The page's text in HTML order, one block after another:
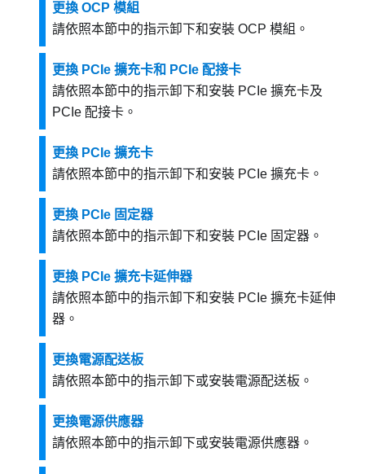
更換 OCP 模組
請依照本節中的指示卸下和安裝 OCP 模組。
更換 PCIe 擴充卡和 PCIe 配接卡
請依照本節中的指示卸下和安裝 PCIe 擴充卡及
PCIe 配接卡。
更換 PCIe 擴充卡
請依照本節中的指示卸下和安裝 PCIe 擴充卡。
更換 PCIe 固定器
請依照本節中的指示卸下和安裝 PCIe 固定器。
更換 PCIe 擴充卡延伸器
請依照本節中的指示卸下和安裝 PCIe 擴充卡延伸
器。
更換電源配送板
請依照本節中的指示卸下或安裝電源配送板。
更換電源供應器
請依照本節中的指示卸下或安裝電源供應器。